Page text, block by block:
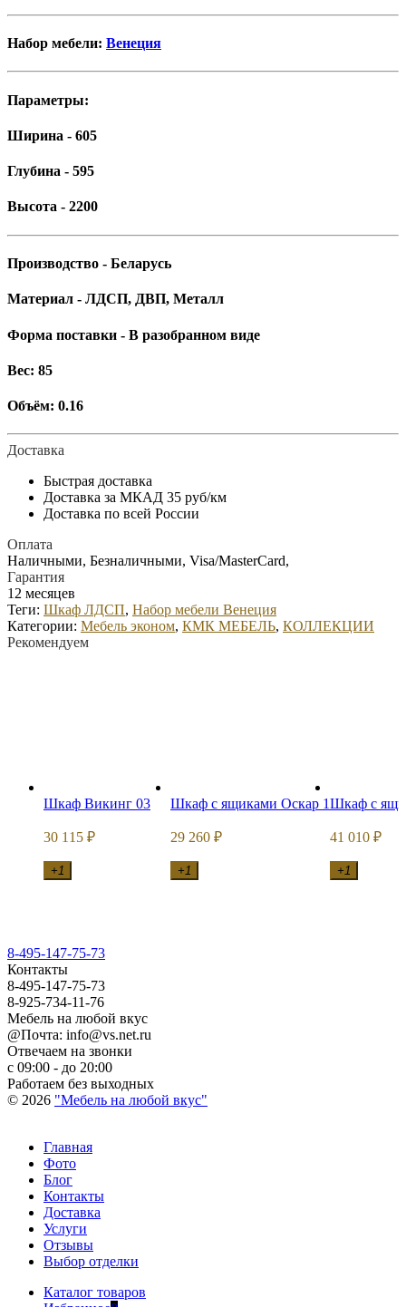
Набор мебели: Венеция
Параметры:
Ширина - 605
Глубина - 595
Высота - 2200
Производство - Беларусь
Материал - ЛДСП, ДВП, Металл
Форма поставки - В разобранном виде
Вес: 85
Объём: 0.16
Доставка
Быстрая доставка
Доставка за МКАД 35 руб/км
Доставка по всей России
Оплата
Наличными, Безналичными, Visa/MasterCard,
Гарантия
12 месяцев
Теги: Шкаф ЛДСП, Набор мебели Венеция
Категории: Мебель эконом, КМК МЕБЕЛЬ, КОЛЛЕКЦИИ
Рекомендуем
Шкаф Викинг 03
30 115 ₽
+1
Шкаф с ящиками Оскар 1
29 260 ₽
+1
Шкаф с
41 010 ₽
+1
8-495-147-75-73
Контакты
8-495-147-75-73
8-925-734-11-76
Мебель на любой вкус
@Почта: info@vs.net.ru
Отвечаем на звонки
с 09:00 - до 20:00
Работаем без выходных
© 2026 "Мебель на любой вкус"
Главная
Фото
Блог
Контакты
Доставка
Услуги
Отзывы
Выбор отделки
Каталог товаров